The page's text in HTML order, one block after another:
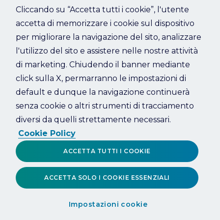
Refresh
Cliccando su “Accetta tutti i cookie”, l'utente
accetta di memorizzare i cookie sul dispositivo
per migliorare la navigazione del sito, analizzare
l'utilizzo del sito e assistere nelle nostre attività
di marketing. Chiudendo il banner mediante
click sulla X, permarranno le impostazioni di
default e dunque la navigazione continuerà
senza cookie o altri strumenti di tracciamento
diversi da quelli strettamente necessari.
Cookie Policy
Impostazioni cookie
ACCETTA SOLO I COOKIE ESSENZIALI
ACCETTA TUTTI I COOKIE